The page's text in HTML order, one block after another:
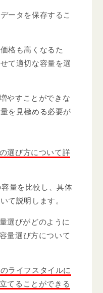
ータを保存するこ
格も高くなるた
て適切な容量を選
やすことができな
を見極める必要が
選び方について詳
量を比較し、具体
て説明します。
選びがどのように
量選び方について
ライフスタイルに
てることができる